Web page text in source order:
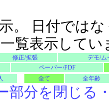
。 日付では
覧表示してい
修正/拡張
デモ/ム
ペーパー/PDF
全て 全年齢
部分を閉じる